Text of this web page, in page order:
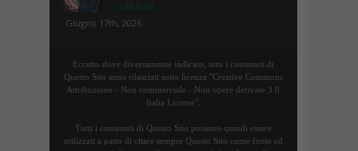
culturali
Giugno 17th, 2026
Eccetto dove diversamente indicato, tutti i contenuti di
Questo Sito sono rilasciati sotto licenza "Creative Commons
Attribuzione - Non commerciale - Non opere derivate 3.0
Italia License".
Tutti i contenuti di Questo Sito possono quindi essere
utilizzati a patto di citare sempre Questo Sito come fonte ed